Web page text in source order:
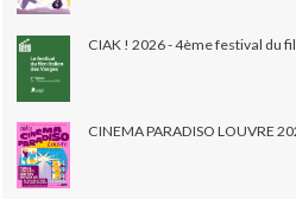
CIAK ! 2026 - 4ème festival du
CINEMA PARADISO LOUVRE